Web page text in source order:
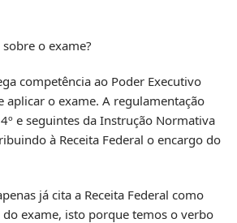
o exame?
competência ao Poder Executivo
aplicar o exame. A regulamentação
e seguintes da Instrução Normativa
à Receita Federal o encargo do
já cita a Receita Federal como
exame, isto porque temos o verbo